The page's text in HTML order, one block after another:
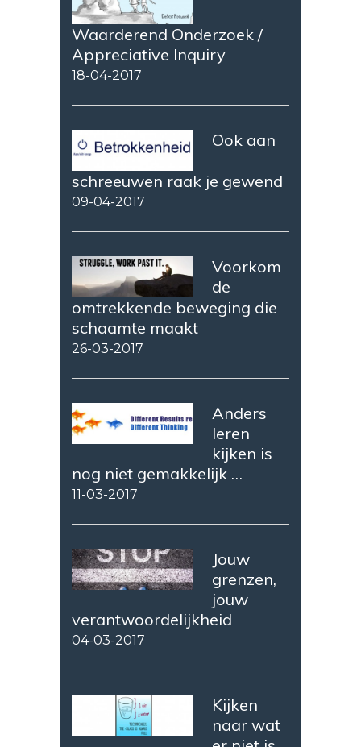
Waarderend Onderzoek /
Appreciative Inquiry
18-04-2017
Ook aan
schreeuwen raak je gewend
09-04-2017
Voorkom
de
omtrekkende beweging die
schaamte maakt
26-03-2017
Anders
leren
kijken is
nog niet gemakkelijk …
11-03-2017
Jouw
grenzen,
jouw
verantwoordelijkheid
04-03-2017
Kijken
naar wat